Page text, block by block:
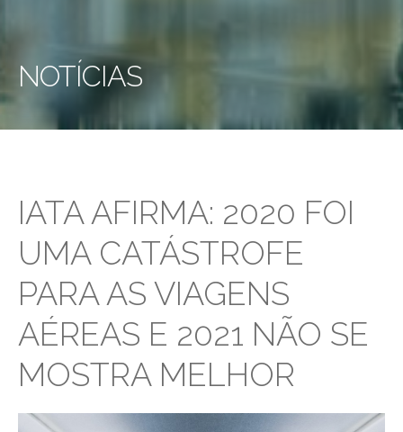
NOTÍCIAS
IATA AFIRMA: 2020 FOI
UMA CATÁSTROFE
PARA AS VIAGENS
AÉREAS E 2021 NÃO SE
MOSTRA MELHOR